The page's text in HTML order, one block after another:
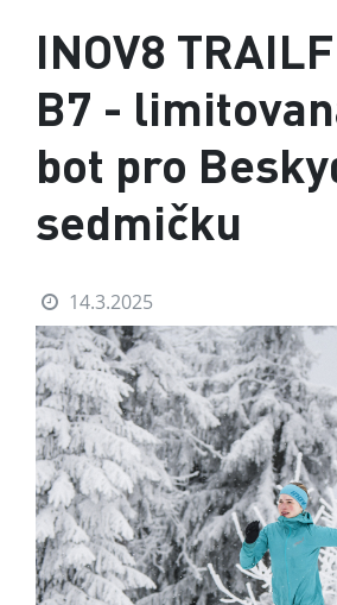
INOV8
B7 -
bot pro
sedmičku
14.3.2025